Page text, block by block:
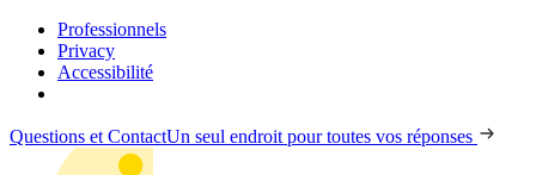
Professionnels
Privacy
Accessibilité
Questions et ContactUn seul endroit pour toutes vos réponses